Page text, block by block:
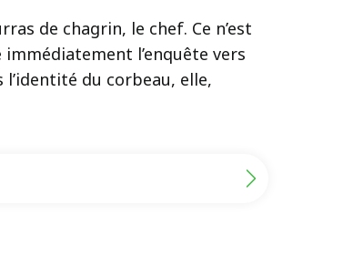
de chagrin, le chef. Ce n’est
l’enquête vers
du corbeau, elle,